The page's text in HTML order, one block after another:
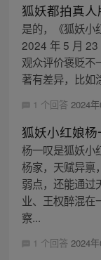
狐妖都拍真人
是的，《狐妖小
2024 年 5 月 23
观众评价褒贬不
著有差异，比如
1 个回答 2024
狐妖小红娘
杨一叹是狐妖小
杨家，天赋异禀
弱点，还能通过
业、王权醉混在
察...
1 个回答 2024